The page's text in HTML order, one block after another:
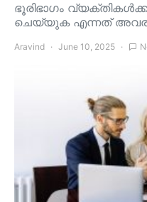
ഭൂരിഭാഗം
ചെയ്യുക എന്നത്
Aravind June 10, 2025